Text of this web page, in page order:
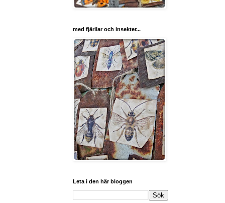
med fjärilar och insekter...
Leta i den här bloggen